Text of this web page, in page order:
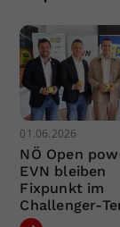
01.06.2026
NÖ Open
EVN bleiben
Fixpunkt im
Challenger-